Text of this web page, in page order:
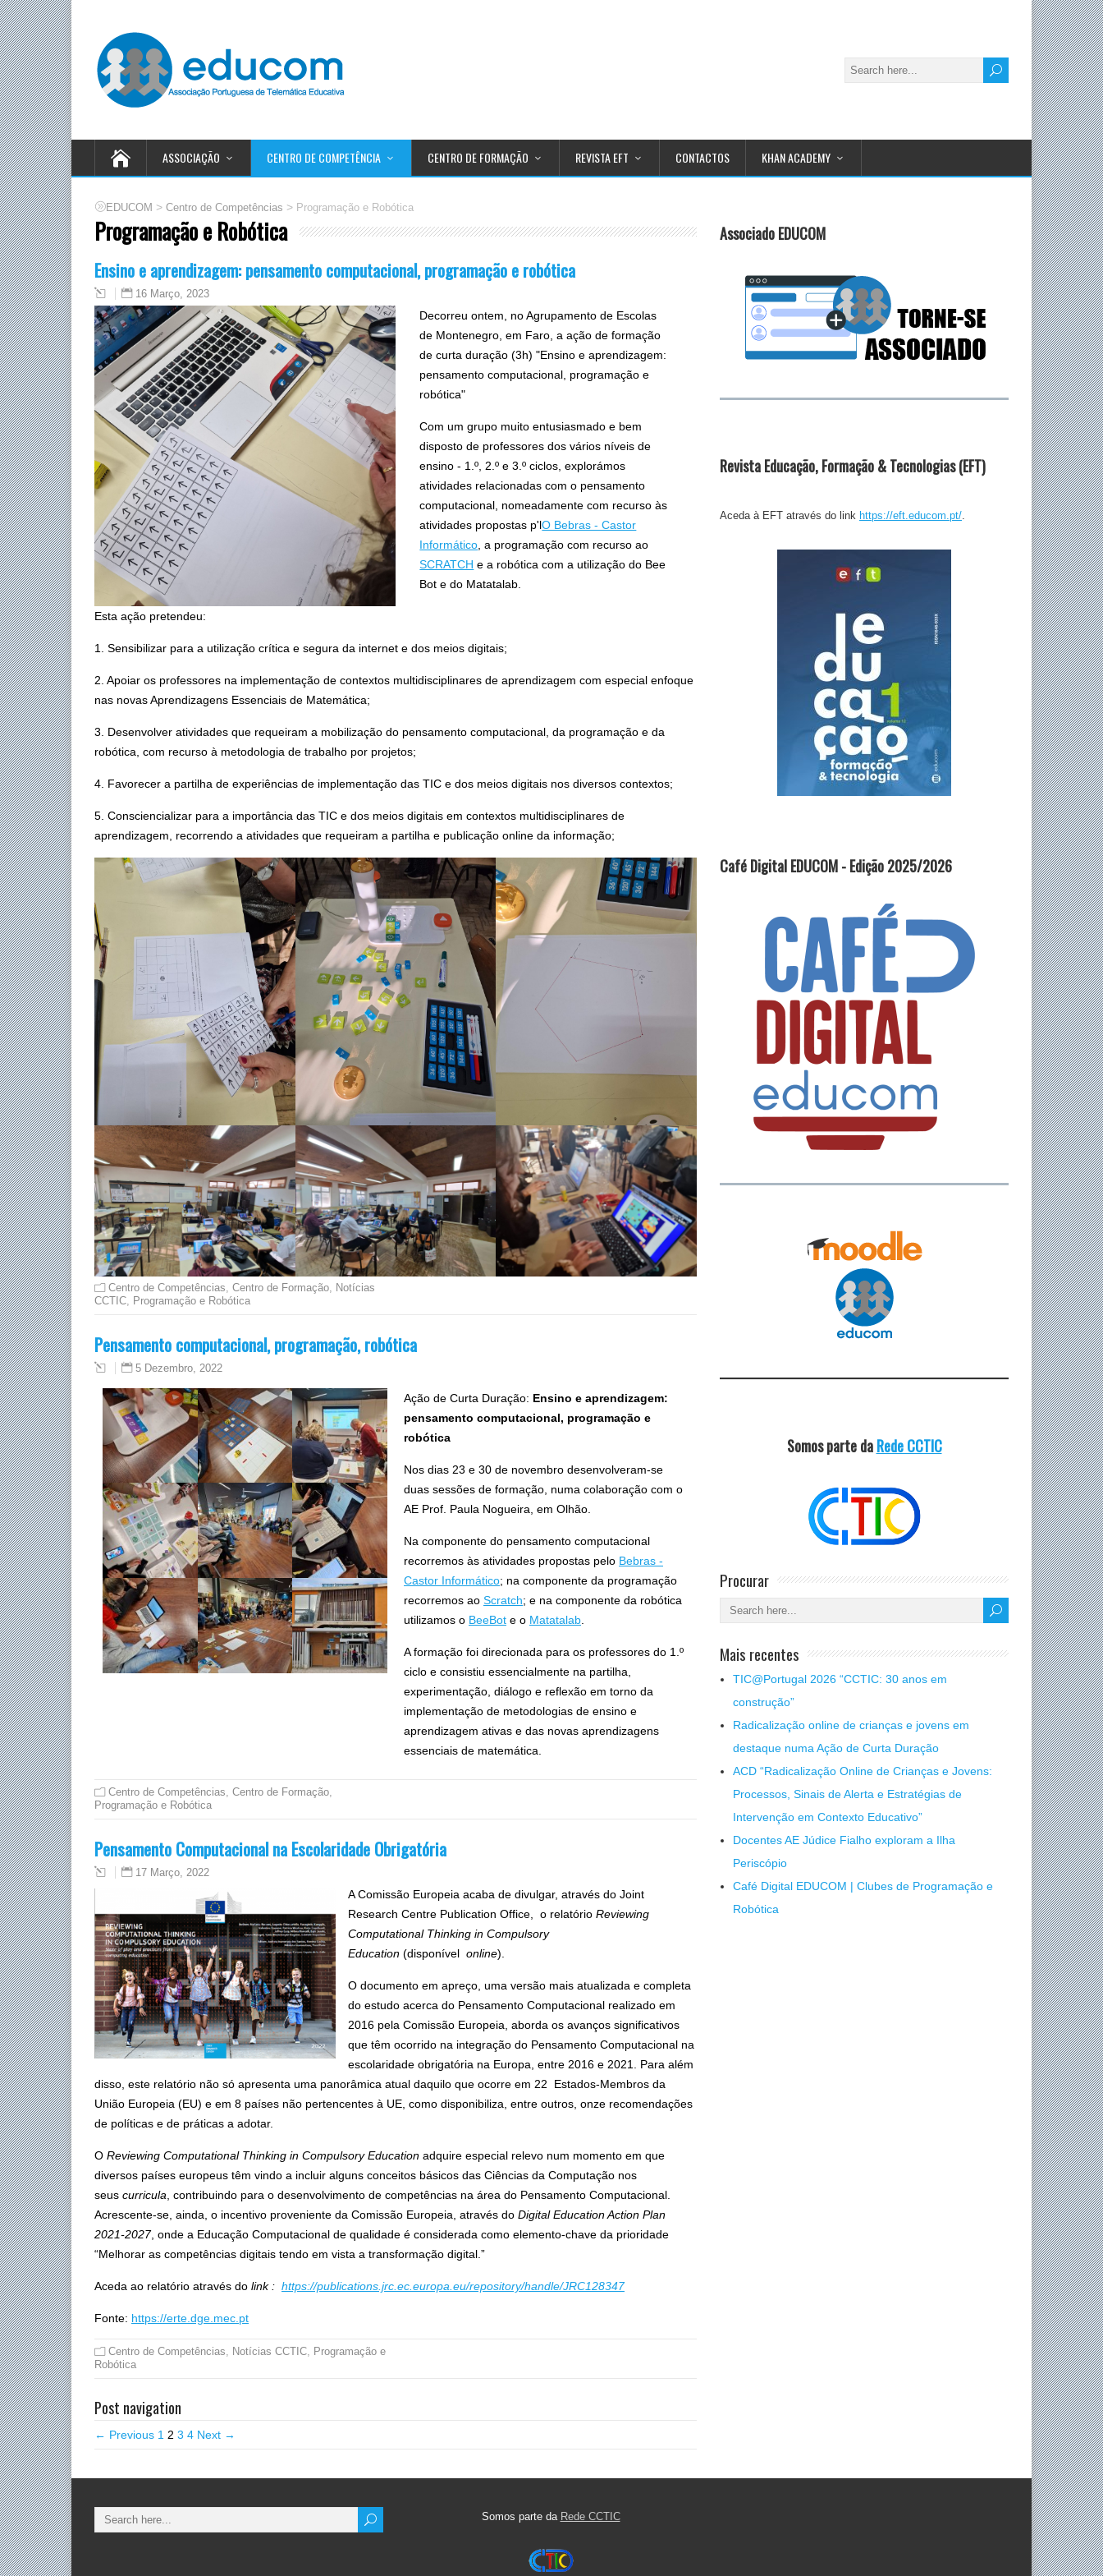
ASSOCIAÇÃO CENTRO DE COMPETÊNCIA CENTRO DE FORMAÇÃO REVISTA EFT CONTACTOS KHAN ACADEMY
EDUCOM > Centro de Competências > Programação e Robótica
Programação e Robótica
Ensino e aprendizagem: pensamento computacional, programação e robótica
16 Março, 2023
Decorreu ontem, no Agrupamento de Escolas
de Montenegro, em Faro, a ação de formação
de curta duração (3h) "Ensino e aprendizagem:
pensamento computacional, programação e
robótica"
Com um grupo muito entusiasmado e bem
disposto de professores dos vários níveis de
ensino - 1.º, 2.º e 3.º ciclos, explorámos
atividades relacionadas com o pensamento
computacional, nomeadamente com recurso às
atividades propostas p'lO Bebras - Castor
Informático , a programação com recurso ao
SCRATCH e a robótica com a utilização do Bee
Bot e do Matatalab.
Esta ação pretendeu:
1. Sensibilizar para a utilização crítica e segura da internet e dos meios digitais;
2. Apoiar os professores na implementação de contextos multidisciplinares de aprendizagem com especial enfoque
nas novas Aprendizagens Essenciais de Matemática;
3. Desenvolver atividades que requeiram a mobilização do pensamento computacional, da programação e da
robótica, com recurso à metodologia de trabalho por projetos;
4. Favorecer a partilha de experiências de implementação das TIC e dos meios digitais nos diversos contextos;
5. Consciencializar para a importância das TIC e dos meios digitais em contextos multidisciplinares de
aprendizagem, recorrendo a atividades que requeiram a partilha e publicação online da informação;
Centro de Competências Centro de Formação Notícias
CCTIC Programação e Robótica
Pensamento computacional, programação, robótica
5 Dezembro, 2022
Ação de Curta Duração: Ensino e aprendizagem:
pensamento computacional, programação e
robótica
Nos dias 23 e 30 de novembro desenvolveram-se
duas sessões de formação, numa colaboração com o
AE Prof. Paula Nogueira, em Olhão.
Na componente do pensamento computacional
recorremos às atividades propostas pelo Bebras -
Castor Informático; na componente da programação
recorremos ao Scratch; e na componente da robótica
utilizamos o BeeBot e o Matatalab
A formação foi direcionada para os professores do 1.º
ciclo e consistiu essencialmente na partilha,
experimentação, diálogo e reflexão em torno da
implementação de metodologias de ensino e
aprendizagem ativas e das novas aprendizagens
essenciais de matemática.
Centro de Competências Centro de Formação
Programação e Robótica
Pensamento Computacional na Escolaridade Obrigatória
17 Março, 2022
A Comissão Europeia acaba de divulgar, através do Joint
Research Centre Publication Office, o relatório Reviewing
Computational Thinking in Compulsory
Education (disponível online).
O documento em apreço, uma versão mais atualizada e completa
do estudo acerca do Pensamento Computacional realizado em
2016 pela Comissão Europeia, aborda os avanços significativos
que têm ocorrido na integração do Pensamento Computacional na
escolaridade obrigatória na Europa, entre 2016 e 2021. Para além
disso, este relatório não só apresenta uma panorâmica atual daquilo que ocorre em 22 Estados-Membros da
União Europeia (EU) e em 8 países não pertencentes à UE, como disponibiliza, entre outros, onze recomendações
de políticas e de práticas a adotar.
O Reviewing Computational Thinking in Compulsory Education adquire especial relevo num momento em que
diversos países europeus têm vindo a incluir alguns conceitos básicos das Ciências da Computação nos
seus curricula , contribuindo para o desenvolvimento de competências na área do Pensamento Computacional.
Acrescente-se, ainda, o incentivo proveniente da Comissão Europeia, através do Digital Education Action Plan
2021-2027, onde a Educação Computacional de qualidade é considerada como elemento-chave da prioridade
“Melhorar as competências digitais tendo em vista a transformação digital.”
Aceda ao relatório através do link : https://publications.jrc.ec.europa.eu/repository/handle/JRC128347
Fonte: https://erte.dge.mec.pt
Centro de Competências Notícias CCTIC Programação e
Robótica
Post navigation
← Previous 1 2 3 4 Next →
Associado EDUCOM
Revista Educação, Formação & Tecnologias (EFT)
Aceda à EFT através do link https://eft.educom.pt/.
Café Digital EDUCOM - Edição 2025/2026
Somos parte daRede CCTIC
Procurar
Mais recentes
TIC@Portugal 2026 “CCTIC: 30 anos em
construção”
Radicalização online de crianças e jovens em
destaque numa Ação de Curta Duração
ACD “Radicalização Online de Crianças e Jovens:
Processos, Sinais de Alerta e Estratégias de
Intervenção em Contexto Educativo”
Docentes AE Júdice Fialho exploram a Ilha
Periscópio
Café Digital EDUCOM | Clubes de Programação e
Robótica
Somos parte da Rede CCTIC